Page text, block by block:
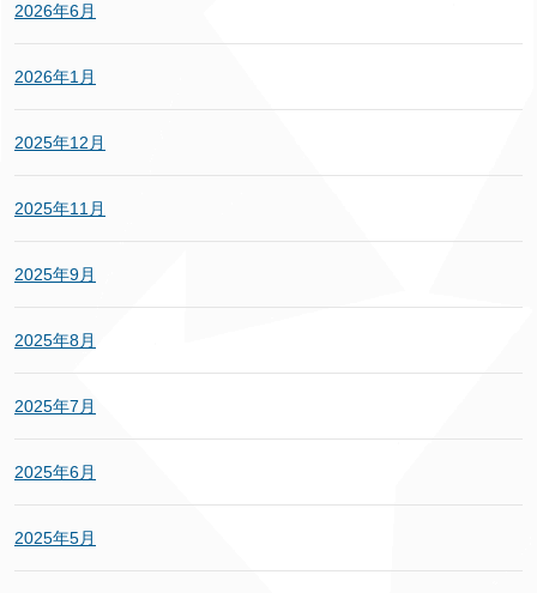
2026年6月
2026年1月
2025年12月
2025年11月
2025年9月
2025年8月
2025年7月
2025年6月
2025年5月